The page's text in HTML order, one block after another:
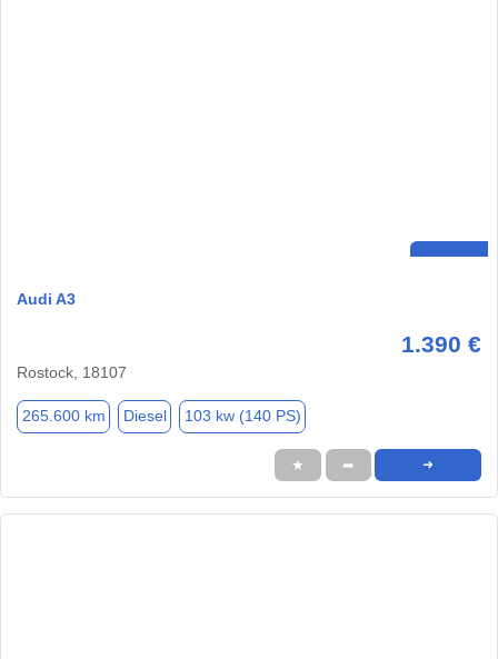
Audi A3
1.390 €
Rostock, 18107
265.600 km Diesel 103 kw (140 PS)
★ ➦ ➜